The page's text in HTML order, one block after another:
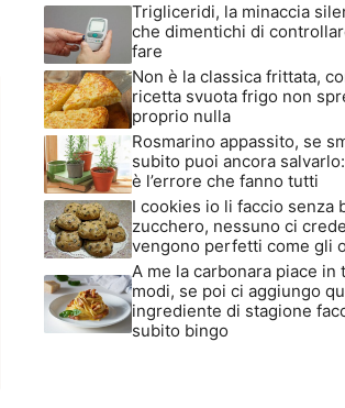
Trigliceridi, la minaccia
che dimentichi di
fare
Non è la classica frittata,
ricetta svuota frigo non
proprio nulla
Rosmarino appassito, se
subito puoi ancora
è l’errore che fanno tutti
I cookies io li faccio senza
zucchero, nessuno ci
vengono perfetti come gli
A me la carbonara piace in
modi, se poi ci aggiungo
ingrediente di stagione
subito bingo